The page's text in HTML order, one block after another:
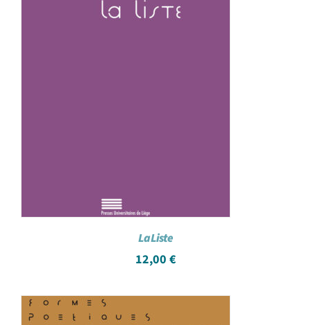
La Liste
12,00 €